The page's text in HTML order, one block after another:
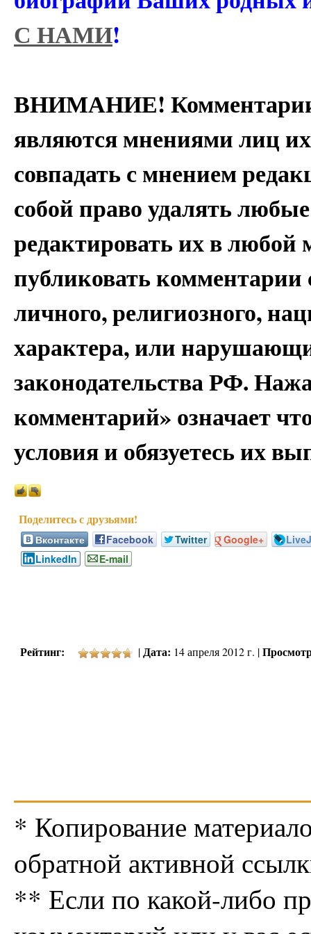
С НАМИ!
ВНИМАНИЕ! Комментарии
являются мнениями лиц
совпадать с мнением
собой право удалять
редактировать их в
публиковать
личного, религиозного,
характера, или
законодательства РФ.
комментарий» означает
условия и обязуетесь их
Вконтакте Facebook Twitter Google+
LinkedIn
E-mail
Рейтинг: |Дата: 14 апреля 2012 г. |
* Копирование
обратной активной
** Если по какой-либо